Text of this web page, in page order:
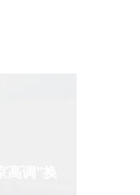
高调"换